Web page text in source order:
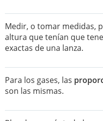
Medir, o tomar medidas,
altura que tenían que
exactas de una lanza.
Para los gases, las
son las mismas.